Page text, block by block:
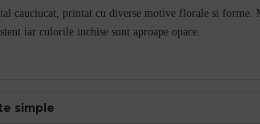
cauciucat, printat cu diverse motive florale si
iar culorile inchise sunt aproape opace.
simple